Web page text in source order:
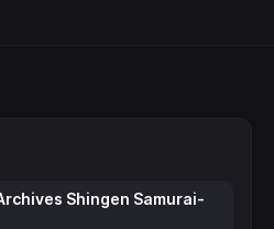
Shingen Samurai-